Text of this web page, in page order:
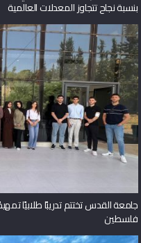
بنسبة نجاح تتجاوز المعدلات العالمية
فلسطين